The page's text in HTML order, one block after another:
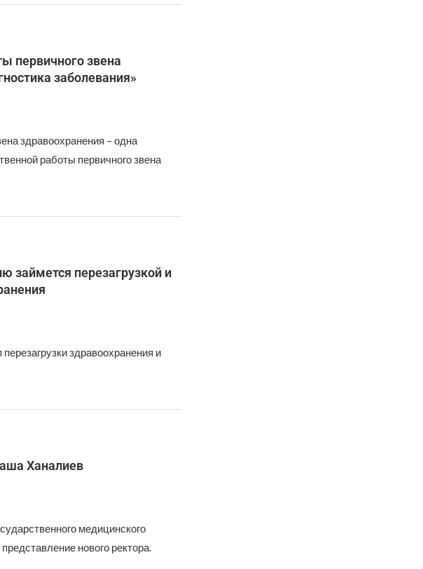
первичного звена
заболевания»
здравоохранения – одна
работы первичного звена
займется перезагрузкой и
здравоохранения и
Ханалиев
медицинского
нового ректора.